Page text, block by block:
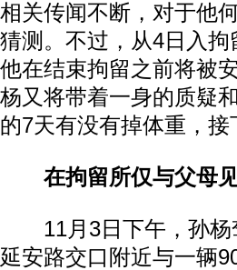
相关传闻不断，对于他
猜测。不过，从4日入
他在结束拘留之前将被
杨又将带着一身的质疑
的7天有没有掉体重，
在拘留所仅与父母
11月3日下午，孙杨
延安路交口附近与一辆